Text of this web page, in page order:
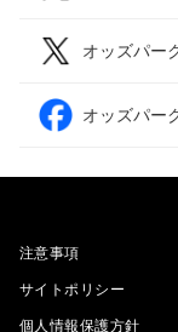
オッズパー
オッズパー
注意事項
サイトポリシー
個人情報保護方針